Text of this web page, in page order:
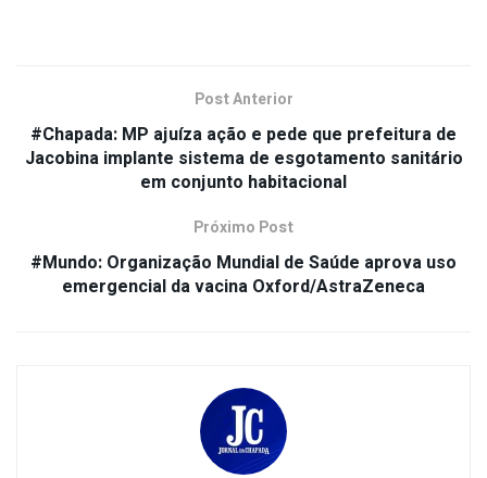
Post Anterior
#Chapada: MP ajuíza ação e pede que prefeitura de
Jacobina implante sistema de esgotamento sanitário
em conjunto habitacional
Próximo Post
#Mundo: Organização Mundial de Saúde aprova uso
emergencial da vacina Oxford/AstraZeneca